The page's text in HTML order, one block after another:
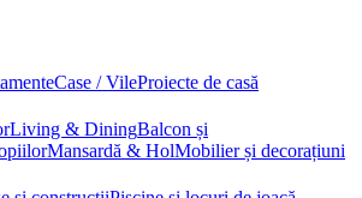
Case / VileProiecte de casă
Living & DiningBalcon și
Mansardă & HolMobilier și decorațiuni